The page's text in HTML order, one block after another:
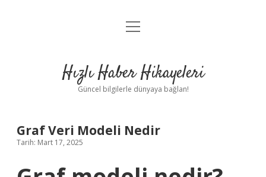
Anasayfa
Yasal Uyarı
menüyü
Hızlı Haber Hikayeleri
Güncel bilgilerle dünyaya bağlan!
Graf Veri Modeli Nedir
Tarih: Mart 17, 2025